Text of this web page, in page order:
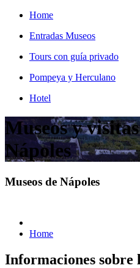
Home
Entradas Museos
Tours con guía privado
Pompeya y Herculano
Hotel
Museos y
Nápoles
Museos de Nápoles
Home
Informaciones sobre